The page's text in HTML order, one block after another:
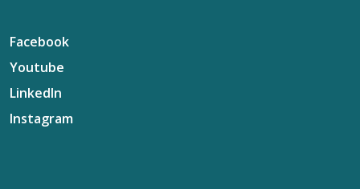
Facebook
Youtube
LinkedIn
Instagram